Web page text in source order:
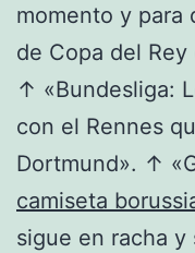
momento y para
de Copa del
↑ «Bundesliga:
con el Rennes
Dortmund». ↑
camiseta
sigue en racha y